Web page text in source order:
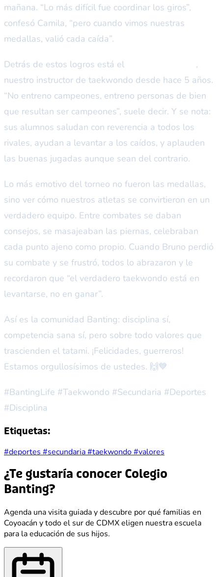
mañana. “Lo más difícil fue coordinar los giros”,
confesó Camila, “pero cuando vimos nuestras
medallas, valió cada caída”.
Detrás de estos logros está el
,
nuestro instructor de taekwondo desde hace 5 años.
“No entreno campeones, entreno personas de bien
que resultan ser campeones”, suele decir. Y se nota:
sus alumnos saludan con reverencia a todos los
rivales, ayudan a levantar a los caídos, y aplauden
las buenas jugadas aunque sean del contrario.
Lo más emotivo del torneo no fueron las medallas,
sino ver cómo nuestros atletas se convirtieron en un
verdadero equipo. Entre combates se daban
consejos, se masajeaban las piernas, celebraban
cada punto ajeno como propio. Cuando Bruno perdió
su combate y se frustró, todos lo abrazaron y le
recordaron que “el verdadero taekwondo está en
levantarse, no en ganar”.
Así es la comunidad Banting: disciplina sí,
competencia sana sí, pero sobre todo valores que
trascienden el tatami. ¡Felicidades, guerreros!
Estamos orgullosísimos de ustedes. 🙌💙
#BantingLife #Taekwondo #Secundaria #Deportes
#Disciplina
Etiquetas:
#deportes #secundaria#taekwondo#valores
¿Te gustaría conocer Colegio
Banting?
Agenda una visita guiada y descubre por qué familias en
Coyoacán y todo el sur de CDMX eligen nuestra escuela
para la educación de sus hijos.